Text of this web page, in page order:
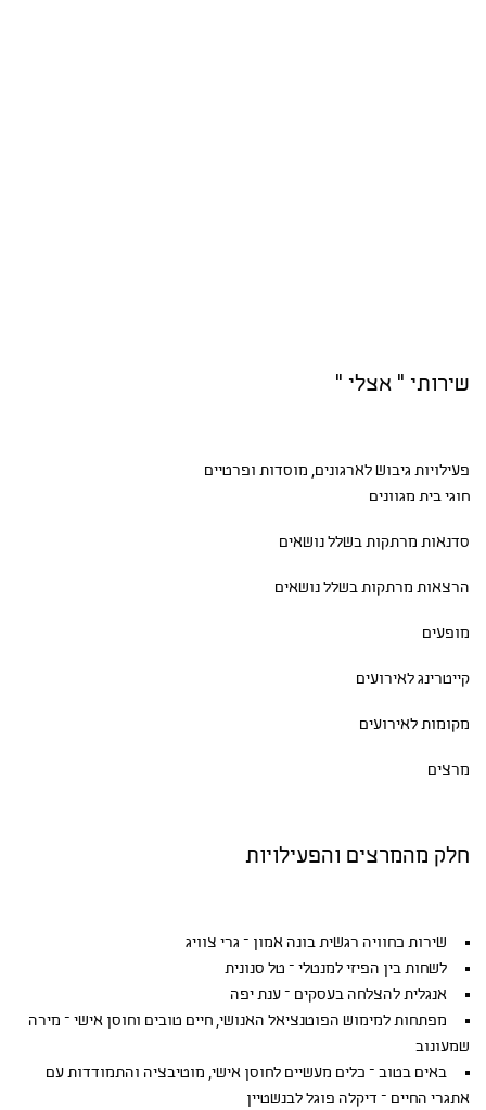
שירותי " אצלי "
פעילויות גיבושלארגונים, מוסדות ופרטיים
חוגי בית מגוונים
סדנאות מרתקות בשלל נושאים
הרצאות מרתקות בשלל נושאים
מופעים
קייטרינג לאירועים
מקומות לאירועים
מרצים
חלק מהמרצים והפעילויות
שירות כחוויה רגשית בונה אמון – גרי צוויג
לשחות בין הפיזי למנטלי – טל סנונית
אנגלית להצלחה בעסקים – ענת יפה
מפתחות למימוש הפוטנציאל האנושי, חיים טובים וחוסן אישי – מירה
שמעונוב
באים בטוב – כלים מעשיים לחוסן אישי, מוטיבציה והתמודדות עם
אתגרי החיים – דיקלה פוגל לבנשטיין